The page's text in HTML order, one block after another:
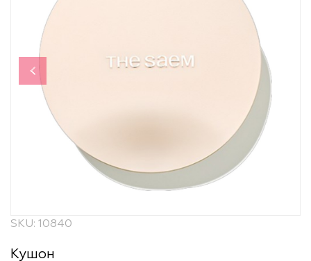
SKU: 10840
Кушон